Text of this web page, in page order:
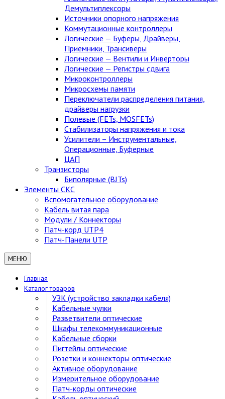
Демультиплексоры
Источники опорного напряжения
Коммутационные контроллеры
Логические — Буферы, Драйверы,
Приемники, Трансиверы
Логические — Вентили и Инверторы
Логические — Регистры сдвига
Микроконтроллеры
Микросхемы памяти
Переключатели распределения питания,
драйверы нагрузки
Полевые (FETs, MOSFETs)
Стабилизаторы напряжения и тока
Усилители – Инструментальные,
Операционные, Буферные
ЦАП
Транзисторы
Биполярные (BJTs)
Элементы СКС
Вспомогательное оборудование
Кабель витая пара
Модули / Коннекторы
Патч-корд UTP4
Патч-Панели UTP
МЕНЮ
Главная
Каталог товаров
УЗК (устройство закладки кабеля)
Кабельные чулки
Разветвители оптические
Шкафы телекоммуникационные
Кабельные сборки
Пигтейлы оптические
Розетки и коннекторы оптические
Активное оборудование
Измерительное оборудование
Патч-корды оптические